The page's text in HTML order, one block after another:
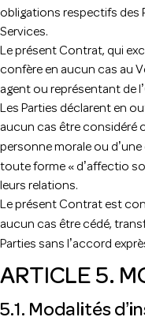
obligations respectifs des
Services.
Le présent Contrat, qui
confère en aucun cas au
agent ou représentant de l ’
Les Parties déclarent en
aucun cas être considéré
personne morale ou d ’une
toute forme « d ’affectio
leurs relations.
Le présent Contrat est
aucun cas être cédé,
Parties sans l ’accord
ARTICLE 5.
5.1. Modalités d’